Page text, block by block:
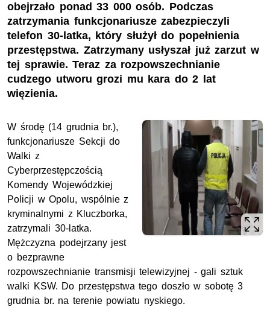
obejrzało ponad 33 000 osób. Podczas
zatrzymania funkcjonariusze zabezpieczyli
telefon 30-latka, który służył do popełnienia
przestępstwa. Zatrzymany usłyszał już zarzut w
tej sprawie. Teraz za rozpowszechnianie
cudzego utworu grozi mu kara do 2 lat
więzienia.
W środę (14 grudnia br.),
funkcjonariusze Sekcji do
Walki z
Cyberprzestępczością
Komendy Wojewódzkiej
Policji w Opolu, wspólnie z
kryminalnymi z Kluczborka,
zatrzymali 30-latka.
Mężczyzna podejrzany jest
o bezprawne
rozpowszechnianie transmisji telewizyjnej - gali sztuk
walki KSW. Do przestępstwa tego doszło w sobotę 3
grudnia br. na terenie powiatu nyskiego.